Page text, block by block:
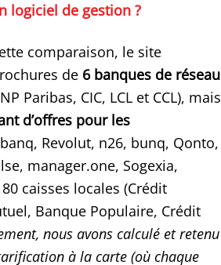
logiciel de gestion ?
comparaison, le site
de 6 banques de réseau
Paribas, CIC, LCL et CCL), mais
d’offres pour les
Revolut, n26, bunq, Qonto,
manager.one, Sogexia,
caisses locales (Crédit
Banque Populaire, Crédit
nous avons calculé et retenu
à la carte (où chaque